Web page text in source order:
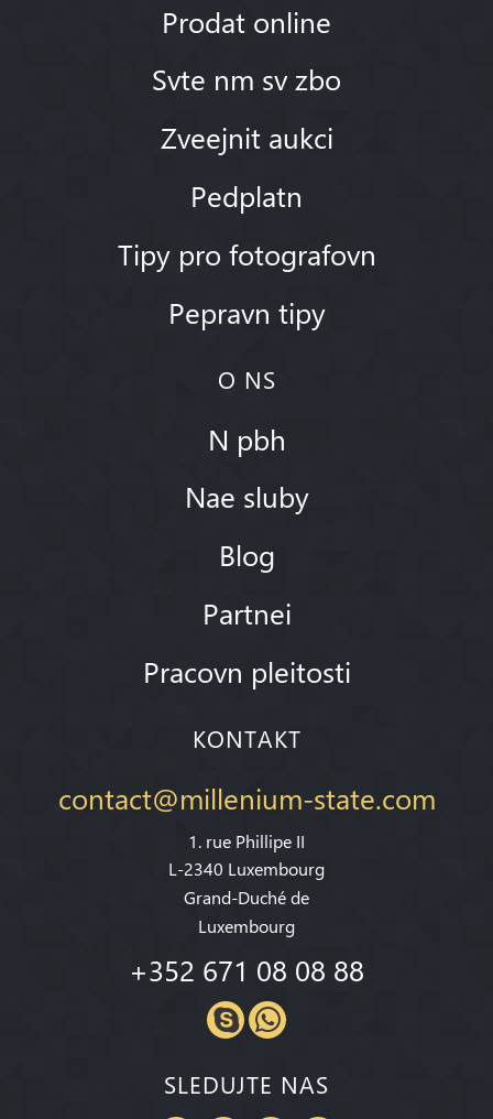
Prodat online
Svte nm sv zbo
Zveejnit aukci
Pedplatn
Tipy pro fotografovn
Pepravn tipy
O NS
N pbh
Nae sluby
Blog
Partnei
Pracovn pleitosti
KONTAKT
contact@millenium-state.com
1. rue Phillipe II
L-2340 Luxembourg
Grand-Duché de
Luxembourg
+352 671 08 08 88
SLEDUJTE NAS